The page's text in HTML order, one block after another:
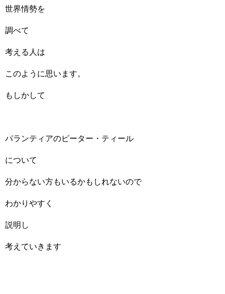
世界情勢を
調べて
考える人は
このように思います。
もしかして
パランティアのピーター・ティール
について
分からない方もいるかもしれないので
わかりやすく
説明し
考えていきます